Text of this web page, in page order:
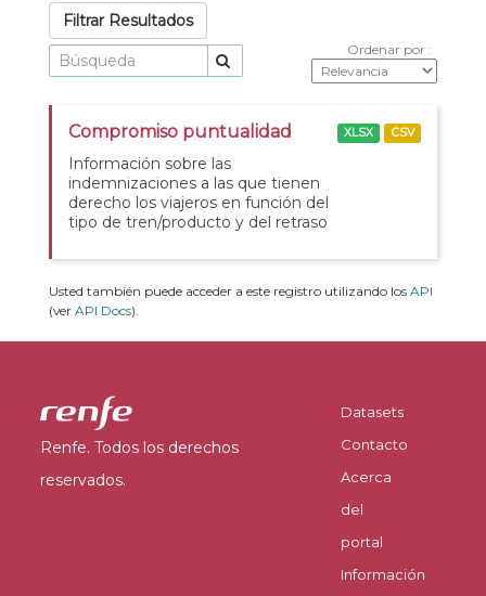
Filtrar Resultados
Ordenar por
Compromiso puntualidad
Información sobre las
indemnizaciones a las que tienen
derecho los viajeros en función del
tipo de tren/producto y del retraso
XLSX CSV
Usted también puede acceder a este registro utilizando los API
(ver API Docs).
Renfe. Todos los derechos
reservados.
Datasets
Contacto
Acerca
del
portal
Información